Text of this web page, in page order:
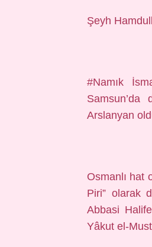
Şeyh
#Namık
Arslanyan
Osmanlı hat
Piri” olarak
Abbasi
Yâkut el-